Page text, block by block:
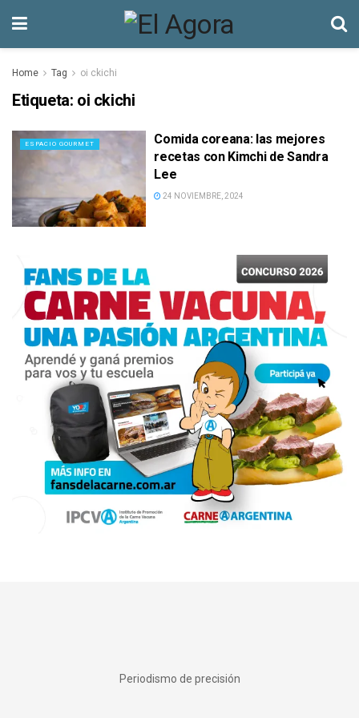
Home Tag oi ckichi
Etiqueta: oi ckichi
ESPACIO GOURMET
Comida coreana: las mejores
recetas con Kimchi de Sandra
Lee
24 NOVIEMBRE, 2024
Periodismo de precisión